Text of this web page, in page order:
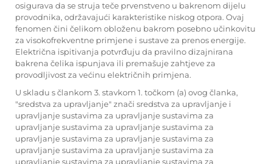
osigurava da se struja teče prvenstveno u bakrenom dijelu
provodnika, održavajući karakteristike niskog otpora. Ovaj
fenomen čini čelikom obloženu bakrom posebno učinkovitu
za visokofrekventne primjene i sustave za prenos energije.
Električna ispitivanja potvrđuju da pravilno dizajnirana
bakrena čelika ispunjava ili premašuje zahtjeve za
provodljivost za većinu električnih primjena.
U skladu s člankom 3. stavkom 1. točkom (a) ovog članka,
"sredstva za upravljanje" znači sredstva za upravljanje i
upravljanje sustavima za upravljanje sustavima za
upravljanje sustavima za upravljanje sustavima za
upravljanje sustavima za upravljanje sustavima za
upravljanje sustavima za upravljanje sustavima za
upravljanje sustavima za upravljanje sustavima za